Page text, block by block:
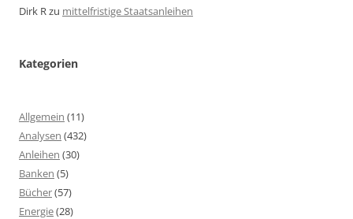
Dirk Rzu mittelfristige Staatsanleihen
Kategorien
Allgemein (11)
Analysen (432)
Anleihen (30)
Banken (5)
Bücher(57)
Energie(28)